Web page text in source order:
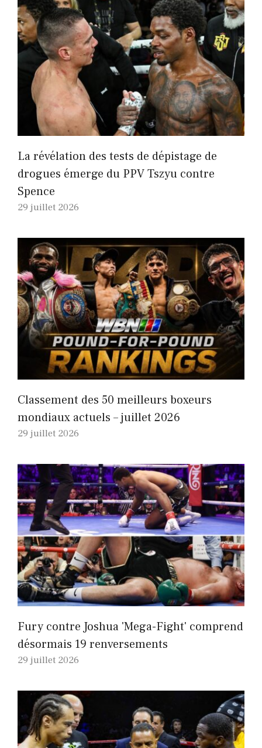
La révélation des tests de dépistage de
drogues émerge du PPV Tszyu contre
Spence
29 juillet 2026
Classement des 50 meilleurs boxeurs
mondiaux actuels – juillet 2026
29 juillet 2026
Fury contre Joshua 'Mega-Fight' comprend
désormais 19 renversements
29 juillet 2026